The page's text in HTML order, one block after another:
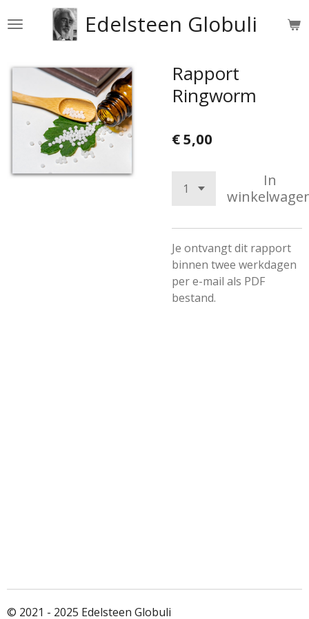
direct
de
hoofdinhoud
Edelsteen Globuli
Rapport
Ringworm
€ 5,00
In
Je ontvangt dit rapport
binnen twee werkdagen
per e-mail als PDF
bestand.
© 2021 - 2025 Edelsteen Globuli